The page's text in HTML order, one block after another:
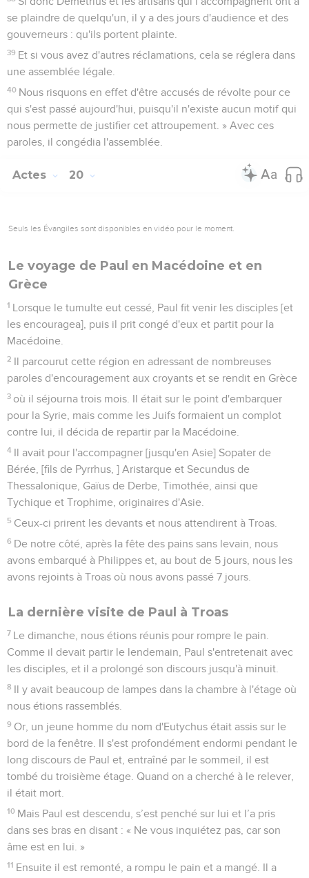
se plaindre de quelqu'un, il y a des jours d'audience et des
gouverneurs : qu'ils portent plainte.
39 Et si vous avez d'autres réclamations, cela se réglera dans
une assemblée légale.
40 Nous risquons en effet d'être accusés de révolte pour ce
qui s'est passé aujourd'hui, puisqu'il n'existe aucun motif qui
nous permette de justifier cet attroupement. » Avec ces
paroles, il congédia l'assemblée.
Actes 20
Seuls les Évangiles sont disponibles en vidéo pour le moment.
Le voyage de Paul en Macédoine et en
Grèce
1 Lorsque le tumulte eut cessé, Paul fit venir les disciples [et
les encouragea], puis il prit congé d'eux et partit pour la
Macédoine.
2 Il parcourut cette région en adressant de nombreuses
paroles d'encouragement aux croyants et se rendit en Grèce
3 où il séjourna trois mois. Il était sur le point d'embarquer
pour la Syrie, mais comme les Juifs formaient un complot
contre lui, il décida de repartir par la Macédoine.
4 Il avait pour l'accompagner [jusqu'en Asie] Sopater de
Bérée, [fils de Pyrrhus, ] Aristarque et Secundus de
Thessalonique, Gaïus de Derbe, Timothée, ainsi que
Tychique et Trophime, originaires d'Asie.
5 Ceux-ci prirent les devants et nous attendirent à Troas.
6 De notre côté, après la fête des pains sans levain, nous
avons embarqué à Philippes et, au bout de 5 jours, nous les
avons rejoints à Troas où nous avons passé 7 jours.
La dernière visite de Paul à Troas
7 Le dimanche, nous étions réunis pour rompre le pain.
Comme il devait partir le lendemain, Paul s'entretenait avec
les disciples, et il a prolongé son discours jusqu'à minuit.
8 Il y avait beaucoup de lampes dans la chambre à l'étage où
nous étions rassemblés.
9 Or, un jeune homme du nom d'Eutychus était assis sur le
bord de la fenêtre. Il s'est profondément endormi pendant le
long discours de Paul et, entraîné par le sommeil, il est
tombé du troisième étage. Quand on a cherché à le relever,
il était mort.
10 Mais Paul est descendu, s’est penché sur lui et l’a pris
dans ses bras en disant : « Ne vous inquiétez pas, car son
âme est en lui. »
11 Ensuite il est remonté, a rompu le pain et a mangé. Il a